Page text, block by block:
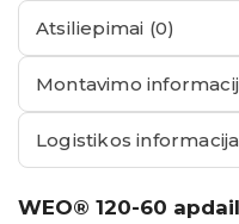
Atsiliepimai (0)
Montavimo
Logistikos informacija
WEO® 120-60